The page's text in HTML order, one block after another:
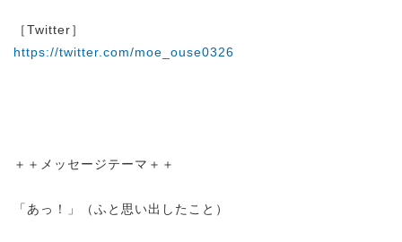
［Twitter］
https://twitter.com/moe_ouse0326
＋＋メッセージテーマ＋＋
「あっ！」（ふと思い出したこと）